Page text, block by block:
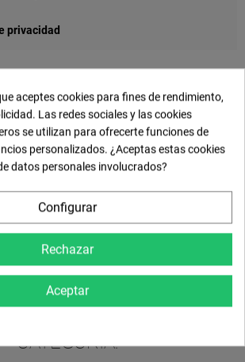
privacidad
Detalles del producto
Comentarios
Size Guide
JRFETM
CATEGORÍA:
aceptes cookies para fines de rendimiento,
Las redes sociales y las cookies
se utilizan para ofrecerte funciones de
personalizados. ¿Aceptas estas cookies
datos personales involucrados?
Configurar
Rechazar
Aceptar